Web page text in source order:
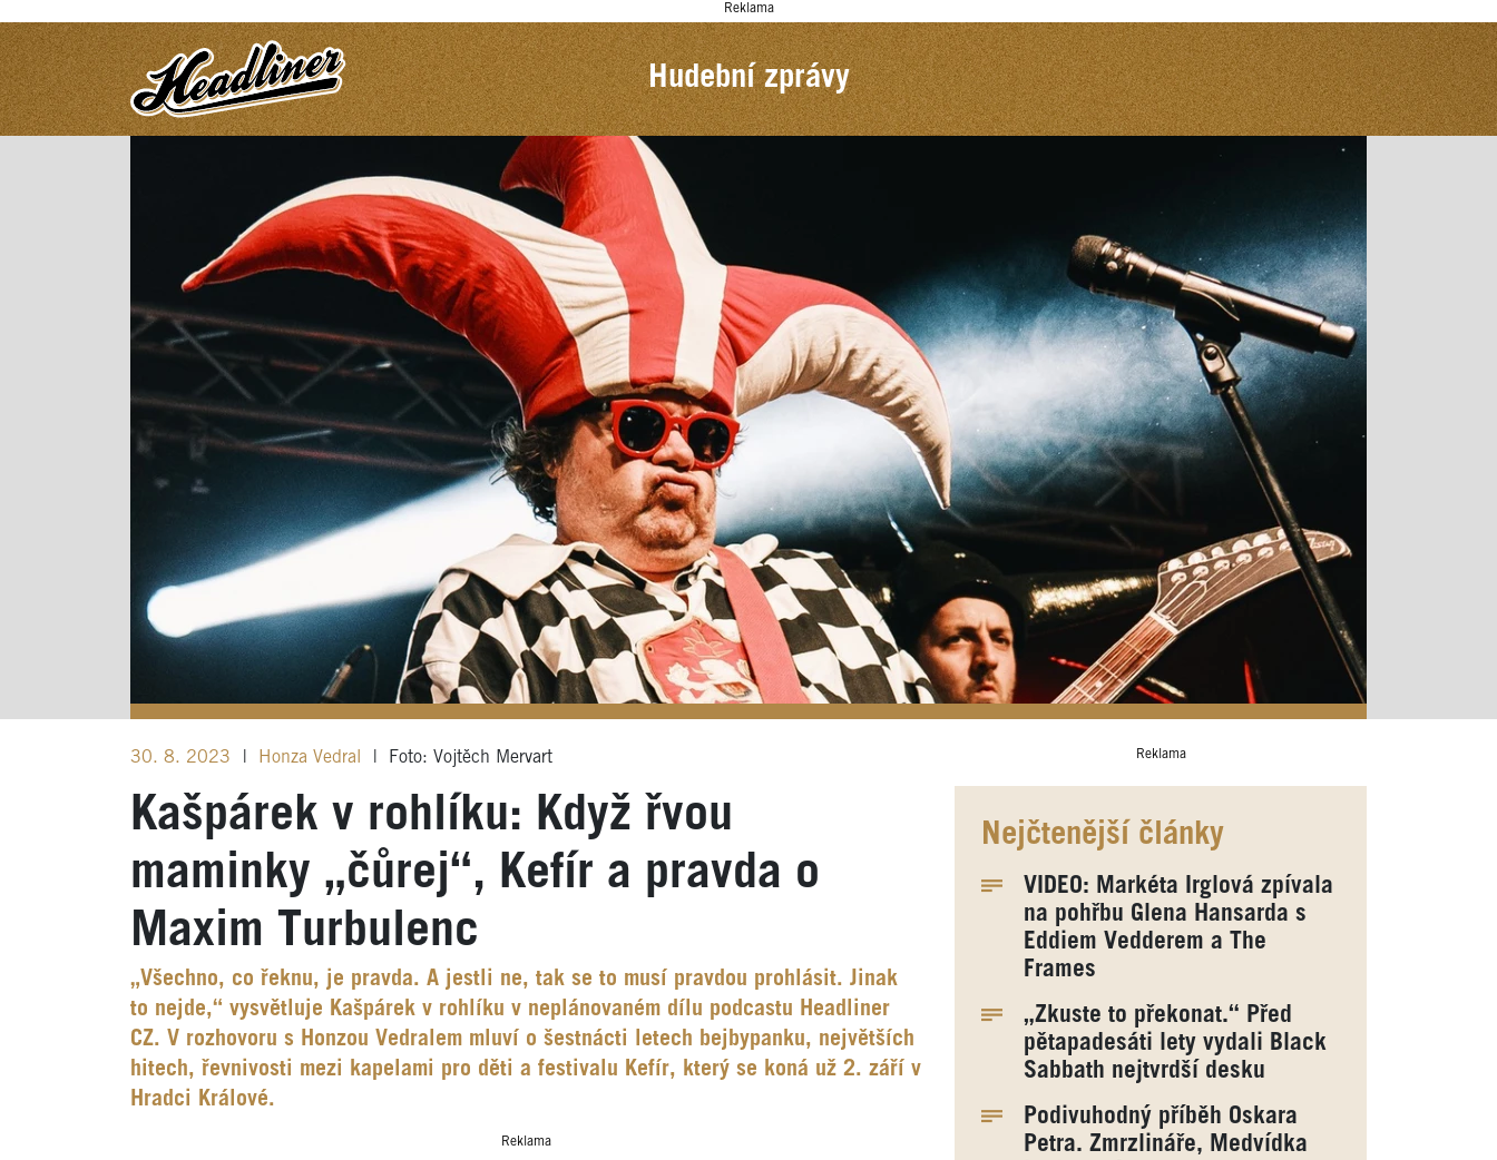
Reklama
Hudební zprávy
30. 8. 2023 Honza Vedral Foto: Vojtěch Mervart
Kašpárek v rohlíku: Když řvou
maminky „čůrej“, Kefír a pravda o
Maxim Turbulenc
„Všechno, co řeknu, je pravda. A jestli ne, tak se to musí pravdou prohlásit. Jinak
to nejde,“ vysvětluje Kašpárek v rohlíku v neplánovaném dílu podcastu Headliner
CZ. V rozhovoru s Honzou Vedralem mluví o šestnácti letech bejbypanku, největších
hitech, řevnivosti mezi kapelami pro děti a festivalu Kefír, který se koná už 2. září v
Hradci Králové.
Reklama
Reklama
Nejčtenější články
VIDEO: Markéta Irglová zpívala
na pohřbu Glena Hansarda s
Eddiem Vedderem a The
Frames
„Zkuste to překonat.“ Před
pětapadesáti lety vydali Black
Sabbath nejtvrdší desku
Podivuhodný příběh Oskara
Petra. Zmrzlináře, Medvídka